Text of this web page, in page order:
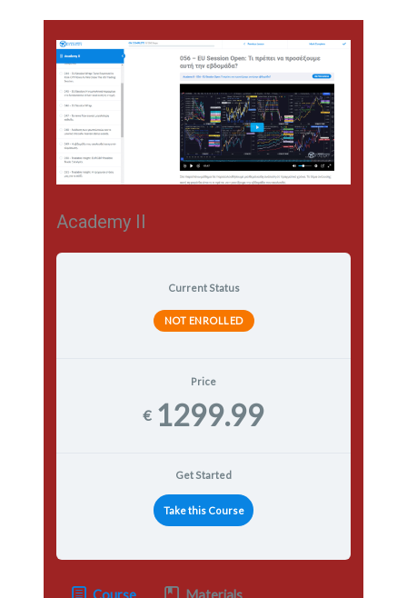
Academy II
Current Status
NOT ENROLLED
Price
€ 1299.99
Get Started
Take this Course
Course Materials